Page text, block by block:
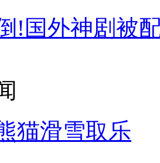
!国外神剧被
猫滑雪取乐